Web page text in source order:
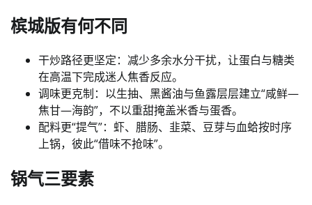
槟城版有何不同
干炒路径更坚定：减少多余水分干扰，让蛋白与糖类
在高温下完成迷人焦香反应。
调味更克制：以生抽、黑酱油与鱼露层层建立“咸鲜—
焦甘—海韵”，不以重甜掩盖米香与蛋香。
配料更“提气”：虾、腊肠、韭菜、豆芽与血蛤按时序
上锅，彼此“借味不抢味”。
锅气三要素